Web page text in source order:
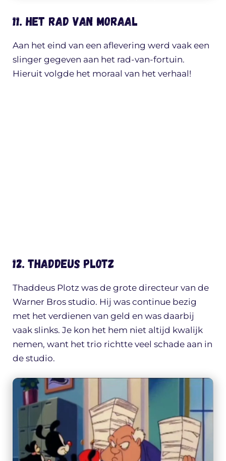
11. Het Rad van Moraal
Aan het eind van een aflevering werd vaak een
slinger gegeven aan het rad-van-fortuin.
Hieruit volgde het moraal van het verhaal!
12. Thaddeus Plotz
Thaddeus Plotz was de grote directeur van de
Warner Bros studio. Hij was continue bezig
met het verdienen van geld en was daarbij
vaak slinks. Je kon het hem niet altijd kwalijk
nemen, want het trio richtte veel schade aan in
de studio.